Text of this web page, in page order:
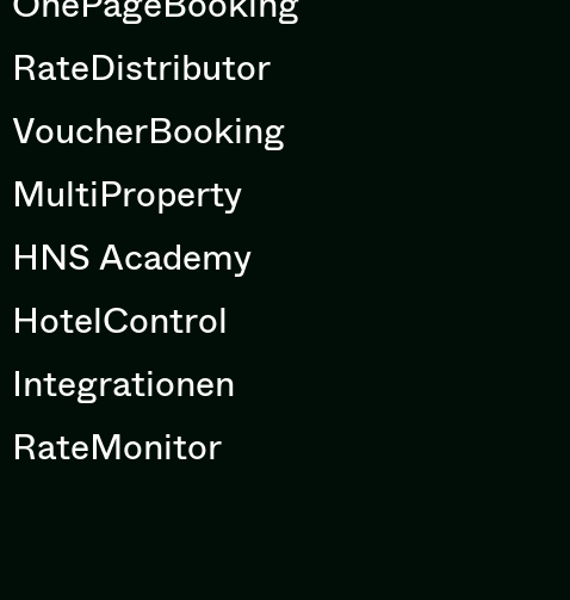
RateDistributor
VoucherBooking
MultiProperty
HNS Academy
HotelControl
Integrationen
RateMonitor